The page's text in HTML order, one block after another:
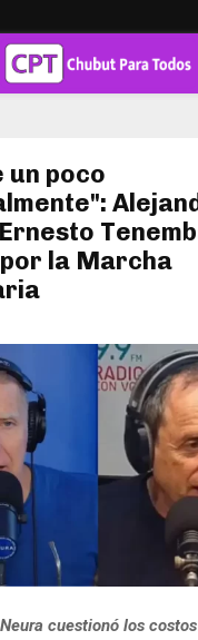
un poco
la Marcha
cuestionó los